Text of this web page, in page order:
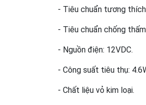
- Tiêu chuẩn tương thích
- Tiêu chuẩn chống
- Nguồn điện: 12VDC.
- Công suất tiêu thụ:
- Chất liệu vỏ kim loại.